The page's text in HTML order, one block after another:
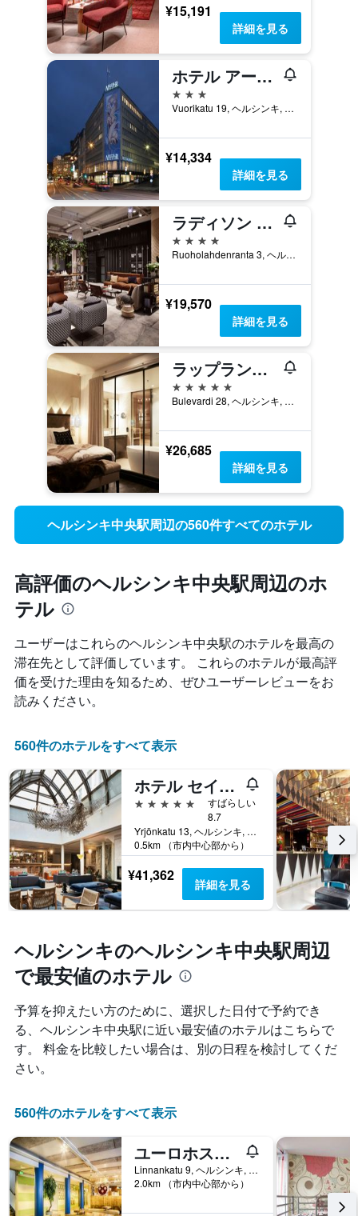
¥15,191
詳細を見る
ホテル アーサー
3つ星
Vuorikatu 19, ヘルシンキ, Uusimaa, フィンランド
¥14,334
詳細を見る
ラディソン ブルー シーサイド ホテル ヘルシンキ
4つ星
Ruoholahdenranta 3, ヘルシンキ, Uusimaa, フィンランド
¥19,570
詳細を見る
ラップランド ホテルズ ブレヴァルディ
5つ星
Bulevardi 28, ヘルシンキ, Uusimaa, フィンランド
¥26,685
詳細を見る
ヘルシンキ中央駅周辺の560件すべてのホテル
高評価のヘルシンキ中央駅周辺のホ
テル
ユーザーはこれらのヘルシンキ中央駅​のホテルを最高の
滞在先として評価しています。 これらのホテルが最高評
価を受けた理由を知るため、ぜひユーザーレビューをお
読みください。
560件のホテルをすべて表示
ホテル セイント ジョージ ヘルシンキ
5つ星
すばらしい
8.7
Yrjönkatu 13, ヘルシンキ, Uusimaa, フィンランド
0.5km （市内中心部から）
¥41,362 詳細を見る
ヘルシンキのヘルシンキ中央駅周辺
で最安値のホテル
予算を抑えたい方のために、選択した日付で予約でき
る、ヘルシンキ中央駅に近い最安値のホテルはこちらで
す。 料金を比較したい場合は、別の日程を検討してくだ
さい。
560件のホテルをすべて表示
ユーロホステル
Linnankatu 9, ヘルシンキ, Uusimaa, フィンランド
2.0km （市内中心部から）